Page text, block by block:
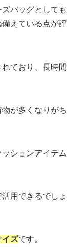
バッグとしても
えている点が評
ており、長時間
が多くなりがち
ションアイテム
用できるでしょ
イズです。